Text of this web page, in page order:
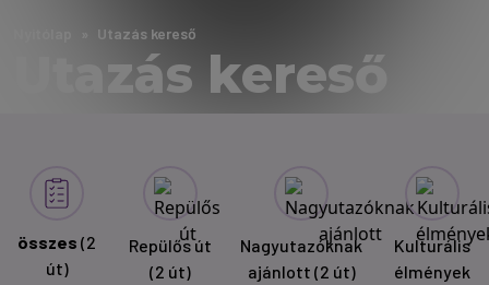
Utazás kereső
Utazás kereső
összes (2
út)
Repülős út
(2 út)
Nagyutazóknak
ajánlott (2 út)
Kulturális
élmények